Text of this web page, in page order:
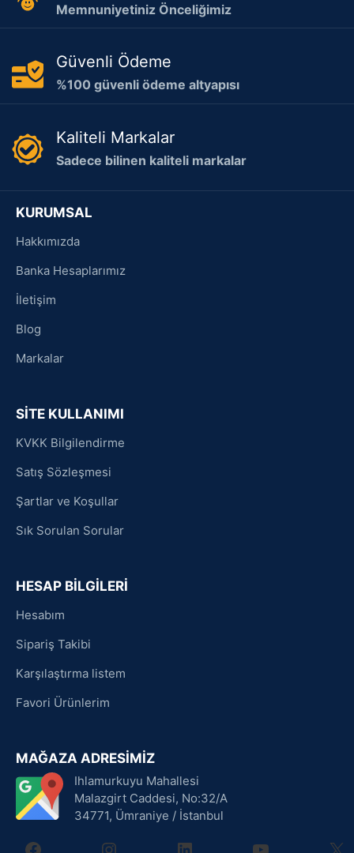
Memnuniyetiniz Önceliğimiz
Güvenli Ödeme
%100 güvenli ödeme altyapısı
Kaliteli Markalar
Sadece bilinen kaliteli markalar
KURUMSAL
Hakkımızda
Banka Hesaplarımız
İletişim
Blog
Markalar
SİTE KULLANIMI
KVKK Bilgilendirme
Satış Sözleşmesi
Şartlar ve Koşullar
Sık Sorulan Sorular
HESAP BİLGİLERİ
Hesabım
Sipariş Takibi
Karşılaştırma listem
Favori Ürünlerim
MAĞAZA ADRESİMİZ
Ihlamurkuyu Mahallesi
Malazgirt Caddesi, No:32/A
34771, Ümraniye / İstanbul